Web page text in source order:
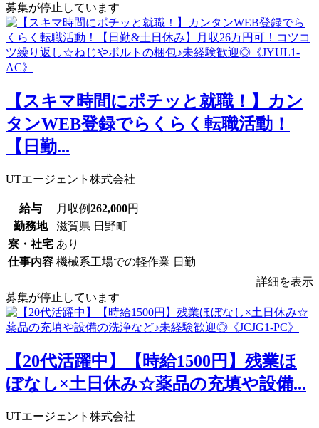
募集が停止しています
【スキマ時間にポチッと就職！】カン
タンWEB登録でらくらく転職活動！
【日勤...
UTエージェント株式会社
給与 月収例262,000円
勤務地
滋賀県 日野町
寮・社宅 あり
仕事内容 機械系工場での軽作業 日勤
詳細を表示
募集が停止しています
【20代活躍中】【時給1500円】残業ほ
ぼなし×土日休み☆薬品の充填や設備...
UTエージェント株式会社